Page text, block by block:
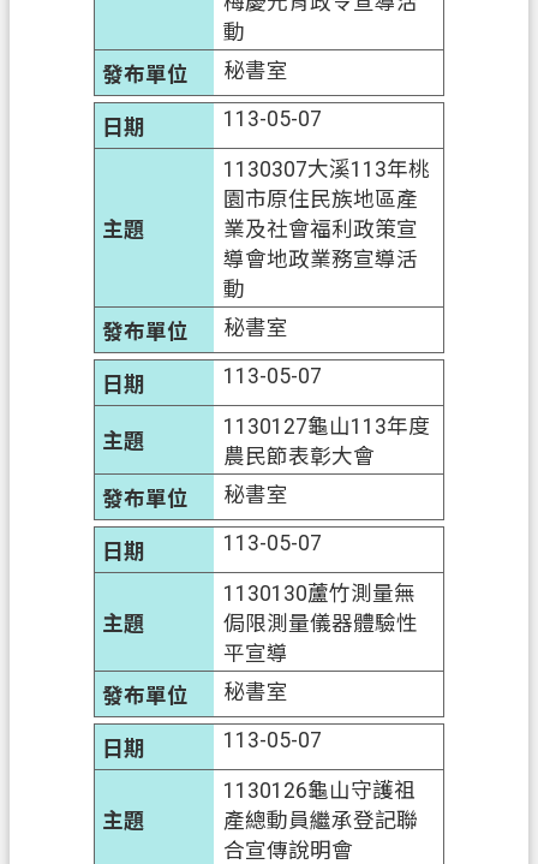
動
秘書室
113-05-07
1130307大溪113年桃
園市原住民族地區產
業及社會福利政策宣
導會地政業務宣導活
動
秘書室
113-05-07
1130127龜山113年度
農民節表彰大會
秘書室
113-05-07
1130130蘆竹測量無
侷限測量儀器體驗性
平宣導
秘書室
113-05-07
1130126龜山守護祖
產總動員繼承登記聯
合宣傳說明會